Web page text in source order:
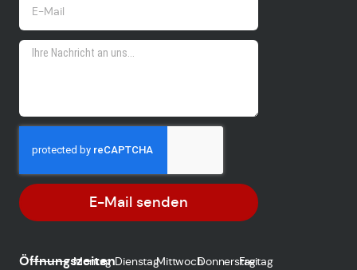
E-Mail senden
Öffnungszeiten
Montag DienstagMittwochDonnerstagFreitag